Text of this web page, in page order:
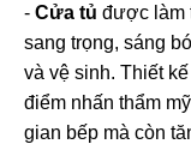
- Cửa tủ được làm
sang trọng, sáng
và vệ sinh. Thiết
điểm nhấn thẩm
gian bếp mà còn